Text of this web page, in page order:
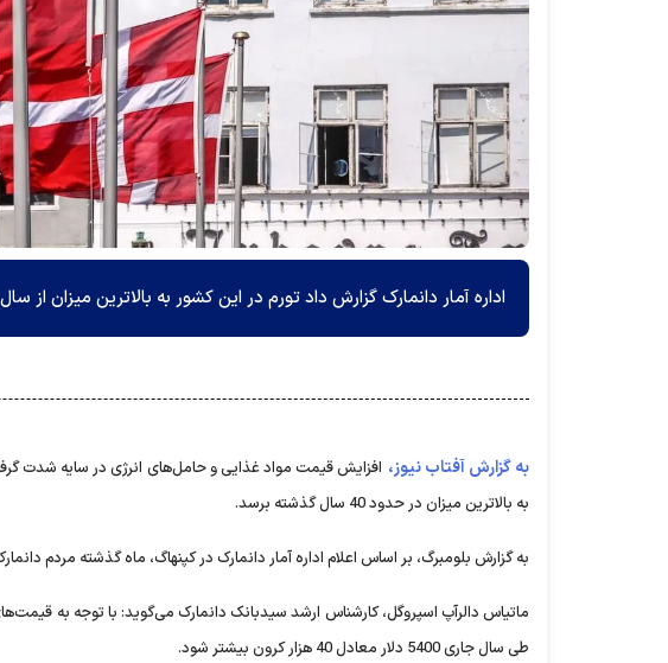
اداره آمار دانمارک گزارش داد تورم در این کشور به بالاترین میزان از سال ۱۹۸۳ تاکنون رسیده است.
به گزارش آفتاب نیوز، افزایش قیمت‌ مواد غذایی و حامل‌های انرژی در سایه شدت
به بالاترین میزان در حدود 40 سال گذشته برسد.
​به گزارش بلومبرگ، بر اساس اعلام اداره آمار دانمارک در کپنهاگ، ماه گذشته مردم دانمارک بیشترین نرخ تورم
طی سال جاری 5400 دلار معادل 40 هزار کرون بیشتر شود.